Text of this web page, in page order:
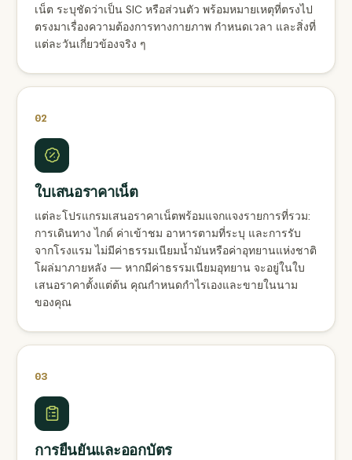
เน็ต ระบุชัดว่าเป็น SIC หรือส่วนตัว พร้อมหมายเหตุที่ตรงไป
ตรงมาเรื่องความต้องการทางกายภาพ กำหนดเวลา และสิ่งที่
แต่ละวันเกี่ยวข้องจริง ๆ
02
ใบเสนอราคาเน็ต
แต่ละโปรแกรมเสนอราคาเน็ตพร้อมแจกแจงรายการที่รวม:
การเดินทาง ไกด์ ค่าเข้าชม อาหารตามที่ระบุ และการรับ
จากโรงแรม ไม่มีค่าธรรมเนียมน้ำมันหรือค่าอุทยานแห่งชาติ
โผล่มาภายหลัง — หากมีค่าธรรมเนียมอุทยาน จะอยู่ในใบ
เสนอราคาตั้งแต่ต้น คุณกำหนดกำไรเองและขายในนาม
ของคุณ
03
การยืนยันและออกบัตร